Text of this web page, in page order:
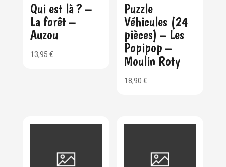
Qui est là ? –
La forêt –
Auzou
13,95 €
Puzzle
Véhicules (24
pièces) – Les
Popipop –
Moulin Roty
18,90€